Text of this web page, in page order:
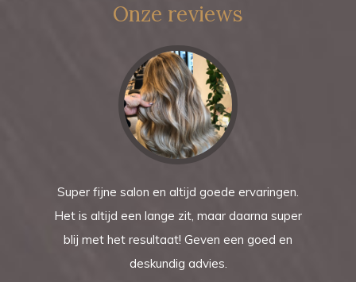
Onze reviews
Super fijne salon en altijd goede ervaringen.
Het is altijd een lange zit, maar daarna super
blij met het resultaat! Geven een goed en
deskundig advies.